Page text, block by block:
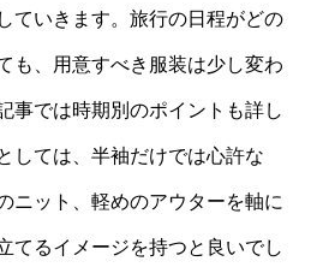
ていきます。旅行の日程がどの
も、用意すべき服装は少し変わ
事では時期別のポイントも詳し
しては、半袖だけでは心許な
ニット、軽めのアウターを軸に
てるイメージを持つと良いでし